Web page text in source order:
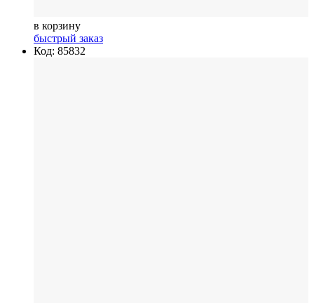
в корзину
быстрый заказ
Код: 85832